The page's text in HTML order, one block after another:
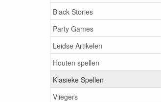
Black Stories
Party Games
Leidse Artikelen
Houten spellen
Klasieke Spellen
Vliegers